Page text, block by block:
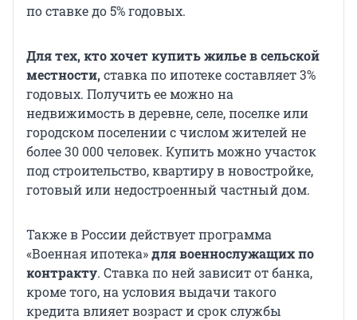
по ставке до 5% годовых.
Для тех, кто хочет купить жилье в сельской
местности,ставка по ипотеке составляет 3%
годовых. Получить ее можно на
недвижимость в деревне, селе, поселке или
городском поселении с числом жителей не
более 30 000 человек. Купить можно участок
под строительство, квартиру в новостройке,
готовый или недостроенный частный дом.
Также в России действует программа
«Военная ипотека»для военнослужащих по
контракту. Ставка по ней зависит от банка,
кроме того, на условия выдачи такого
кредита влияет возраст и срок службы